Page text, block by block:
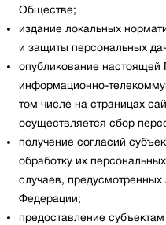
Обществе;
издание локальных
и защиты персональных
опубликование
информационно-
том числе на страницах
осуществляется сбор
получение согласий
обработку их
случаев,
Федерации;
предоставление